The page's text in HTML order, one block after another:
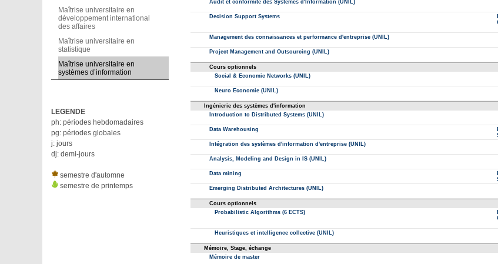
Maîtrise universitaire en
développement international
des affaires
Maîtrise universitaire en
statistique
Maîtrise universitaire en
systèmes d’information
LEGENDE
ph: périodes hebdomadaires
pg: périodes globales
j: jours
dj: demi-jours
semestre d'automne
semestre de printemps